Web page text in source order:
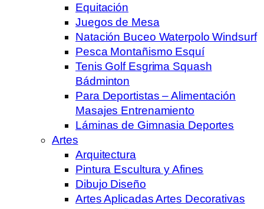
Equitación
Juegos de Mesa
Natación Buceo Waterpolo Windsurf
Pesca Montañismo Esquí
Tenis Golf Esgrima Squash
Bádminton
Para Deportistas – Alimentación
Masajes Entrenamiento
Láminas de Gimnasia Deportes
Artes
Arquitectura
Pintura Escultura y Afines
Dibujo Diseño
Artes Aplicadas Artes Decorativas